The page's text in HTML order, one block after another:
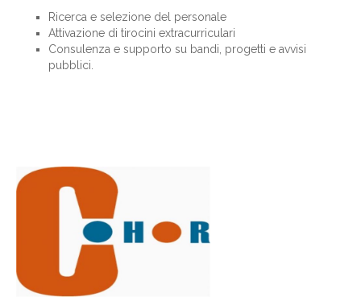
Ricerca e selezione del personale
Attivazione di tirocini extracurriculari
Consulenza e supporto su bandi, progetti e avvisi
pubblici.